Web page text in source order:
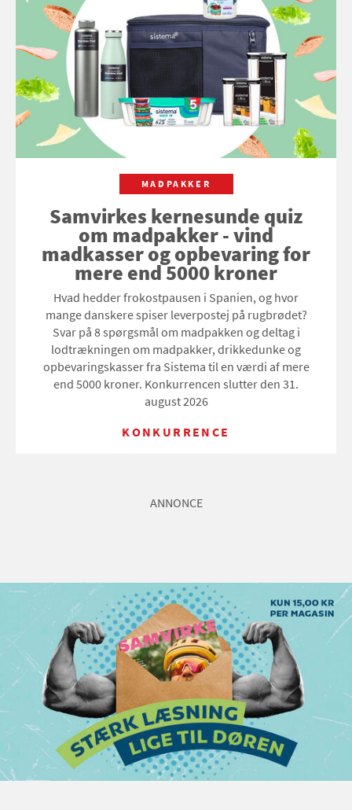
MADPAKKER
Samvirkes kernesunde quiz
om madpakker - vind
madkasser og opbevaring for
mere end 5000 kroner
Hvad hedder frokostpausen i Spanien, og hvor
mange danskere spiser leverpostej på rugbrødet?
Svar på 8 spørgsmål om madpakken og deltag i
lodtrækningen om madpakker, drikkedunke og
opbevaringskasser fra Sistema til en værdi af mere
end 5000 kroner. Konkurrencen slutter den 31.
august 2026
KONKURRENCE
ANNONCE